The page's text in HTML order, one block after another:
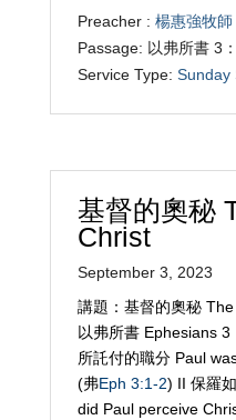
Preacher : 楊惠強牧師
Passage: 以弗所書 3
Service Type: Sunday
基督的奧秘
Christ
September 3, 2023
講題：基督的奧秘
以弗所書 Ephesians 3
所託付的職分 Paul
(弗Eph 3:1-2) II 保羅
did Paul perceive